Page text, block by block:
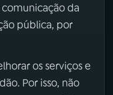
da
pública, por
os serviços e
Por isso, não